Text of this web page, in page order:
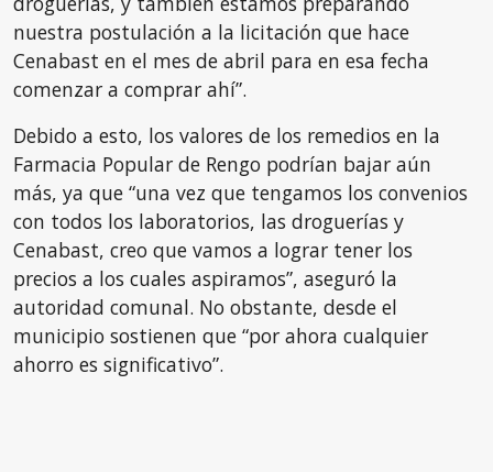
nuestra postulación a la licitación que hace
Cenabast en el mes de abril para en esa fecha
comenzar a comprar ahí”.
Debido a esto, los valores de los remedios en la
Farmacia Popular de Rengo podrían bajar aún
más, ya que “una vez que tengamos los convenios
con todos los laboratorios, las droguerías y
Cenabast, creo que vamos a lograr tener los
precios a los cuales aspiramos”, aseguró la
autoridad comunal. No obstante, desde el
municipio sostienen que “por ahora cualquier
ahorro es significativo”.